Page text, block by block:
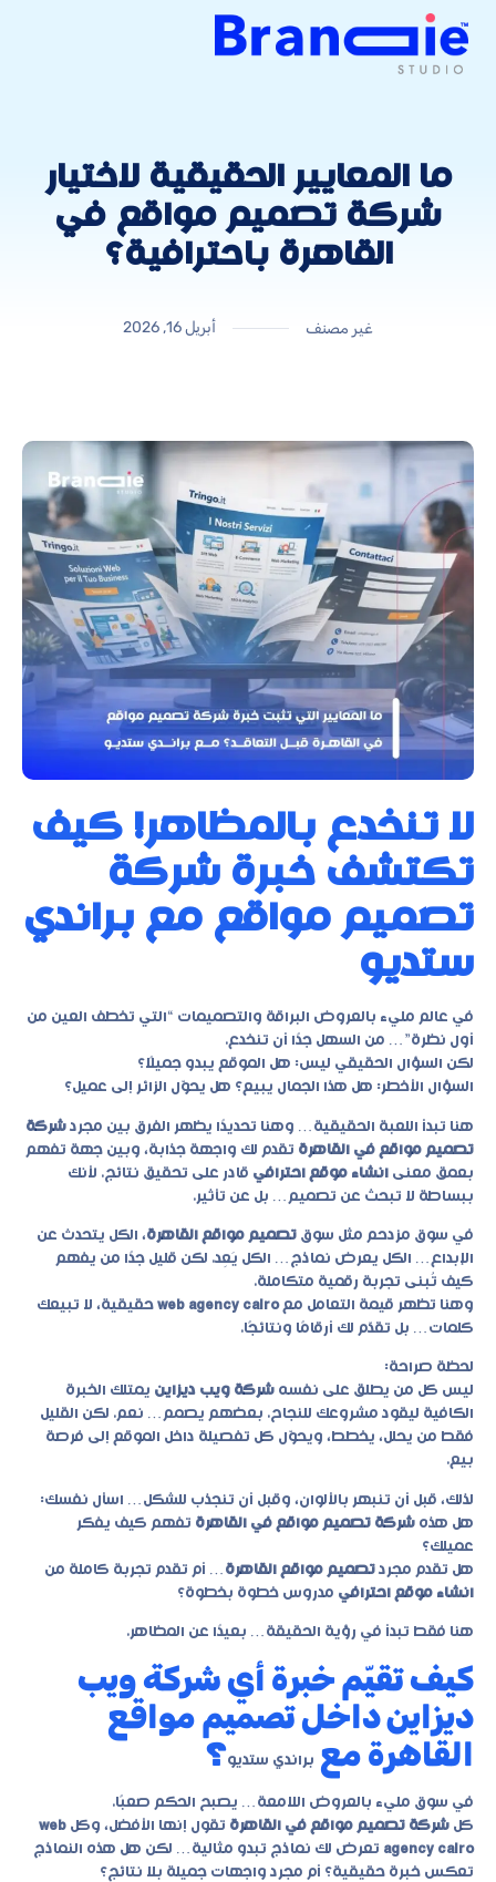
ما المعايير الحقيقية لاختيار
شركة تصميم مواقع في
القاهرة باحترافية؟
غير مصنف أبريل 16, 2026
لا تنخدع بالمظاهر! كيف
تكتشف خبرة شركة
تصميم مواقع مع براندي
ستديو
في عالم مليء بالعروض البراقة والتصميمات “التي تخطف العين من
أول نظرة”… من السهل جدًا أن تنخدع.
لكن السؤال الحقيقي ليس: هل الموقع يبدو جميلًا؟
السؤال الأخطر: هل هذا الجمال يبيع؟ هل يحوّل الزائر إلى عميل؟
هنا تبدأ اللعبة الحقيقية… وهنا تحديدًا يظهر الفرق بين مجرد شركة
تصميم مواقع في القاهرة تقدم لك واجهة جذابة، وبين جهة تفهم
بعمق معنى انشاء موقع احترافي قادر على تحقيق نتائج. لأنك
ببساطة لا تبحث عن تصميم… بل عن تأثير.
في سوق مزدحم مثل سوق تصميم مواقع القاهرة، الكل يتحدث عن
الإبداع… الكل يعرض نماذج… الكل يَعِد. لكن قليل جدًا من يفهم
كيف تُبنى تجربة رقمية متكاملة.
وهنا تظهر قيمة التعامل معweb agency cairo حقيقية، لا تبيعك
كلمات… بل تقدّم لك أرقامًا ونتائجًا.
لحظة صراحة:
ليس كل من يطلق على نفسه شركة ويب ديزاين يمتلك الخبرة
الكافية ليقود مشروعك للنجاح. بعضهم يصمم… نعم. لكن القليل
فقط من يحلل، يخطط، ويحوّل كل تفصيلة داخل الموقع إلى فرصة
بيع.
لذلك، قبل أن تنبهر بالألوان، وقبل أن تنجذب للشكل… اسأل نفسك:
هل هذه شركة تصميم مواقع في القاهرة تفهم كيف يفكر
عميلك؟
هل تقدم مجرد تصميم مواقع القاهرة … أم تقدم تجربة كاملة من
انشاء موقع احترافي مدروس خطوة بخطوة؟
هنا فقط تبدأ في رؤية الحقيقة… بعيدًا عن المظاهر.
كيف تقيّم خبرة أي شركة ويب
ديزاين داخل تصميم مواقع
القاهرة مع براندي ستديو؟
في سوق مليء بالعروض اللامعة… يصبح الحكم صعبًا.
كل شركة تصميم مواقع في القاهرة تقول إنها الأفضل، وكل web
agency cairo تعرض لك نماذج تبدو مثالية… لكن هل هذه النماذج
تعكس خبرة حقيقية؟ أم مجرد واجهات جميلة بلا نتائج؟